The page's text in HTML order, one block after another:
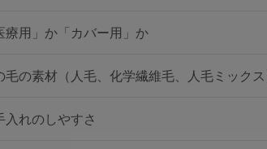
療用」か「カバー用」か
毛の素材（人毛、化学繊維毛、人毛ミック
入れのしやすさ